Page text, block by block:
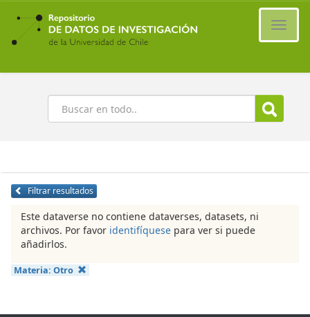
Ir
contenido
principal
Buscar
Filtrar resultados
Este dataverse no contiene dataverses, datasets, ni
archivos. Por favor identifíquese para ver si puede
añadirlos.
Materia: Otro